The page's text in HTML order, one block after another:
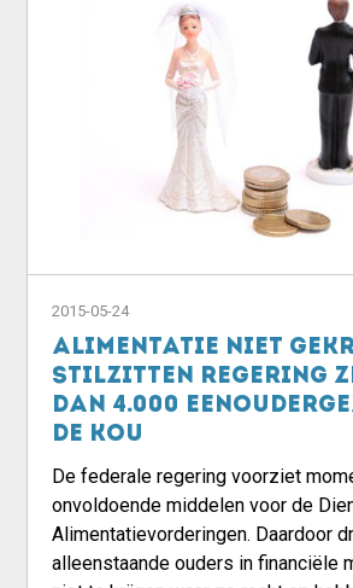
2015-05-24
Alimentatie niet
Stilzitten regering
dan 4.000
de kou
De federale regering voorziet
onvoldoende middelen voor de
Alimentatievorderingen. Daardoor
alleenstaande ouders in financiële